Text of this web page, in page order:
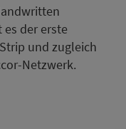
es der erste
und zugleich
Netzwerk.